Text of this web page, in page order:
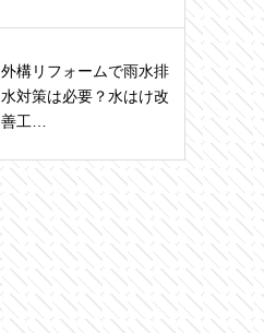
外構リフォームで雨水排
水対策は必要？水はけ改
善工…